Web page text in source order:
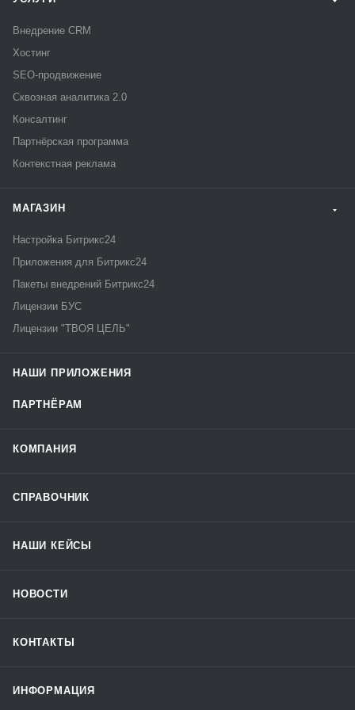
Внедрение CRM
Хостинг
SEO-продвижение
Сквозная аналитика 2.0
Консалтинг
Партнёрская программа
Контекстная реклама
МАГАЗИН
Настройка Битрикс24
Приложения для Битрикс24
Пакеты внедрений Битрикс24
Лицензии БУС
Лицензии "ТВОЯ ЦЕЛЬ"
НАШИ ПРИЛОЖЕНИЯ
ПАРТНЁРАМ
КОМПАНИЯ
СПРАВОЧНИК
НАШИ КЕЙСЫ
НОВОСТИ
КОНТАКТЫ
ИНФОРМАЦИЯ